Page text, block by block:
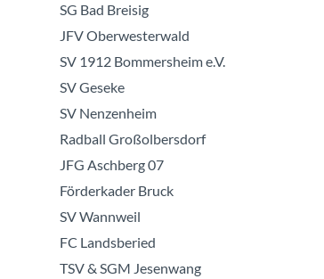
SG Bad Breisig
JFV Oberwesterwald
SV 1912 Bommersheim e.V.
SV Geseke
SV Nenzenheim
Radball Großolbersdorf
JFG Aschberg 07
Förderkader Bruck
SV Wannweil
FC Landsberied
TSV & SGM Jesenwang